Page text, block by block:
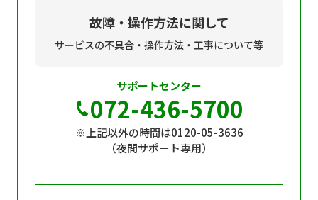
故障・操作方法に関して
サービスの不具合・操作方法・工事について等
サポートセンター
072-436-5700
※上記以外の時間は0120-05-3636
（夜間サポート専用）